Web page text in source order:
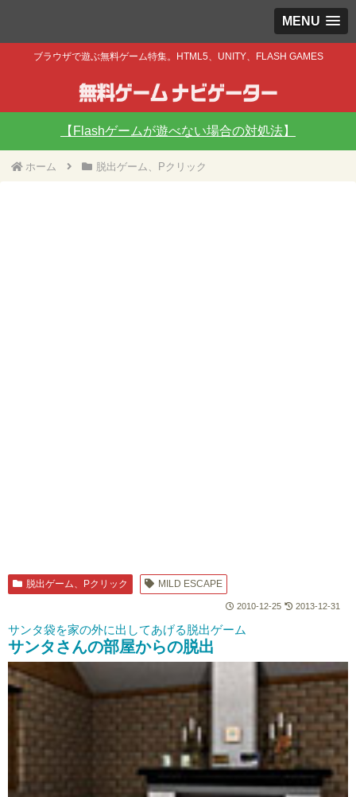
MENU
ブラウザで遊ぶ無料ゲーム特集。HTML5、UNITY、FLASH GAMES
【Flashゲームが遊べない場合の対処法】
ホーム 脱出ゲーム、Pクリック
脱出ゲーム、Pクリック MILD ESCAPE
2010-12-25 2013-12-31
サンタ袋を家の外に出してあげる脱出ゲーム
サンタさんの部屋からの脱出